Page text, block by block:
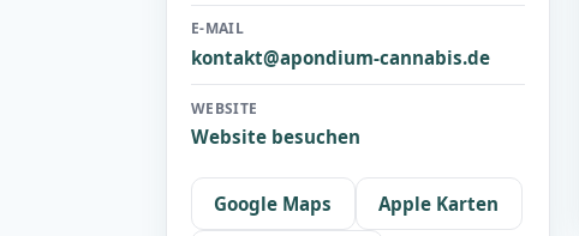
E-MAIL
kontakt@apondium-cannabis.de
WEBSITE
Website besuchen
Google Maps Apple Karten